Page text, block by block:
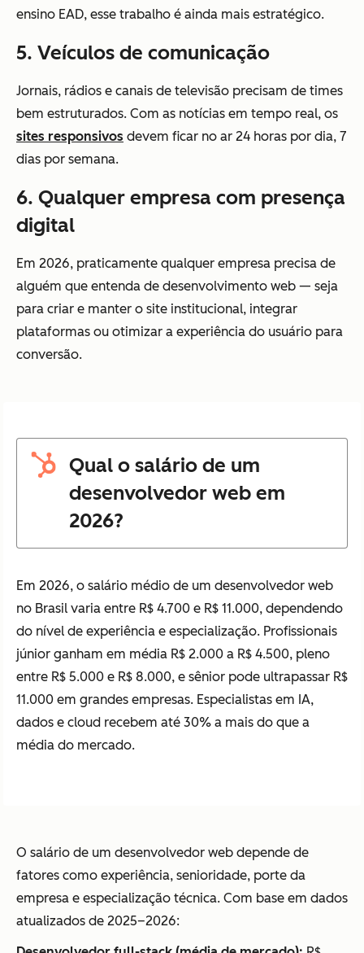
ensino EAD, esse trabalho é ainda mais estratégico.
5. Veículos de comunicação
Jornais, rádios e canais de televisão precisam de times
bem estruturados. Com as notícias em tempo real, os
sites responsivos devem ficar no ar 24 horas por dia, 7
dias por semana.
6. Qualquer empresa com presença
digital
Em 2026, praticamente qualquer empresa precisa de
alguém que entenda de desenvolvimento web — seja
para criar e manter o site institucional, integrar
plataformas ou otimizar a experiência do usuário para
conversão.
Qual o salário de um
desenvolvedor web em
2026?
Em 2026, o salário médio de um desenvolvedor web
no Brasil varia entre R$ 4.700 e R$ 11.000, dependendo
do nível de experiência e especialização. Profissionais
júnior ganham em média R$ 2.000 a R$ 4.500, pleno
entre R$ 5.000 e R$ 8.000, e sênior pode ultrapassar R$
11.000 em grandes empresas. Especialistas em IA,
dados e cloud recebem até 30% a mais do que a
média do mercado.
O salário de um desenvolvedor web depende de
fatores como experiência, senioridade, porte da
empresa e especialização técnica. Com base em dados
atualizados de 2025–2026: